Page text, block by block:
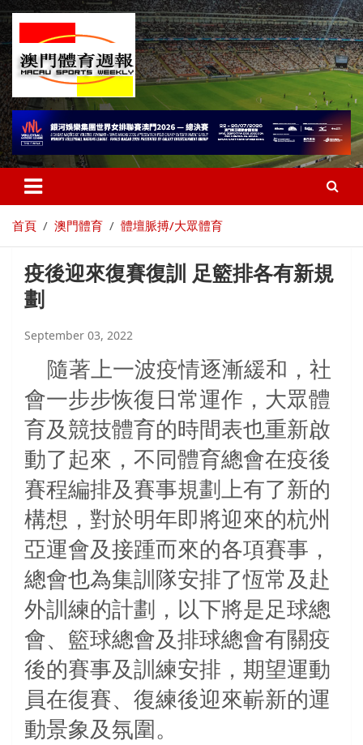
首頁 澳門體育 體壇脈搏/大眾體育
疫後迎來復賽復訓 足籃排各有新規
劃
September 03, 2022
隨著上一波疫情逐漸緩和，社
會一步步恢復日常運作，大眾體
育及競技體育的時間表也重新啟
動了起來，不同體育總會在疫後
賽程編排及賽事規劃上有了新的
構想，對於明年即將迎來的杭州
亞運會及接踵而來的各項賽事，
總會也為集訓隊安排了恆常及赴
外訓練的計劃，以下將是足球總
會、籃球總會及排球總會有關疫
後的賽事及訓練安排，期望運動
員在復賽、復練後迎來嶄新的運
動景象及氛圍。